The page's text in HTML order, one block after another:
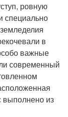
ровную
специально
в
важные
современный
выполнено из